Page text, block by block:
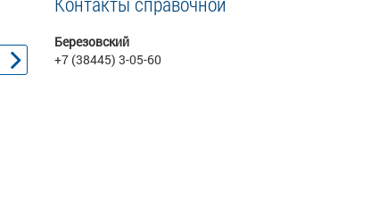
Березовский
+7 (38445) 3-05-60